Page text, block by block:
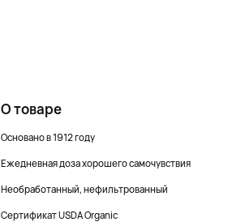
О товаре
Основано в 1912 году
Ежедневная доза хорошего самочувствия
Необработанный, нефильтрованный
Сертификат USDA Organic